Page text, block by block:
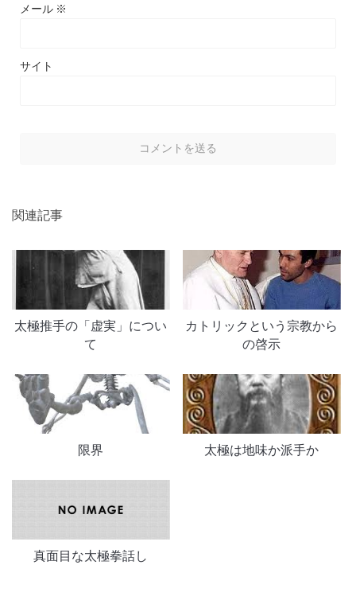
メール ※
サイト
関連記事
太極推手の「虚実」につい
て
カトリックという宗教から
の啓示
限界 太極は地味か派手か
真面目な太極拳話し